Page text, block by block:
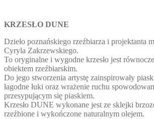
KRZESŁO DUNE
Dzieło poznańskiego rzeźbiarza i projektanta
Cyryla Zakrzewskiego.
To oryginalne i wygodne krzesło jest
obiektem rzeźbiarskim.
Do jego stworzenia artystę zainspirowały
łagodne łuki oraz wrażenie ruchu
przesypującym się piaskiem.
Krzesło DUNE wykonane jest ze sklejki
rzeźbione i wykończone naturalnym olejem.